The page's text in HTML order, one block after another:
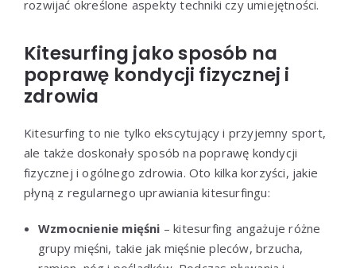
rozwijać określone aspekty techniki czy umiejętności.
Kitesurfing jako sposób na
poprawę kondycji fizycznej i
zdrowia
Kitesurfing to nie tylko ekscytujący i przyjemny sport,
ale także doskonały sposób na poprawę kondycji
fizycznej i ogólnego zdrowia. Oto kilka korzyści, jakie
płyną z regularnego uprawiania kitesurfingu:
Wzmocnienie mięśni – kitesurfing angażuje różne
grupy mięśni, takie jak mięśnie pleców, brzucha,